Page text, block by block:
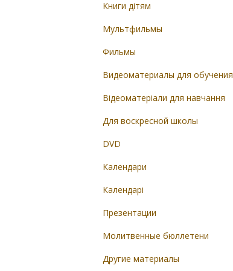
Книги дітям
Мультфильмы
Фильмы
Видеоматериалы для обучения
Відеоматеріали для навчання
Для воскресной школы
DVD
Календари
Календарі
Презентации
Молитвенные бюллетени
Другие материалы